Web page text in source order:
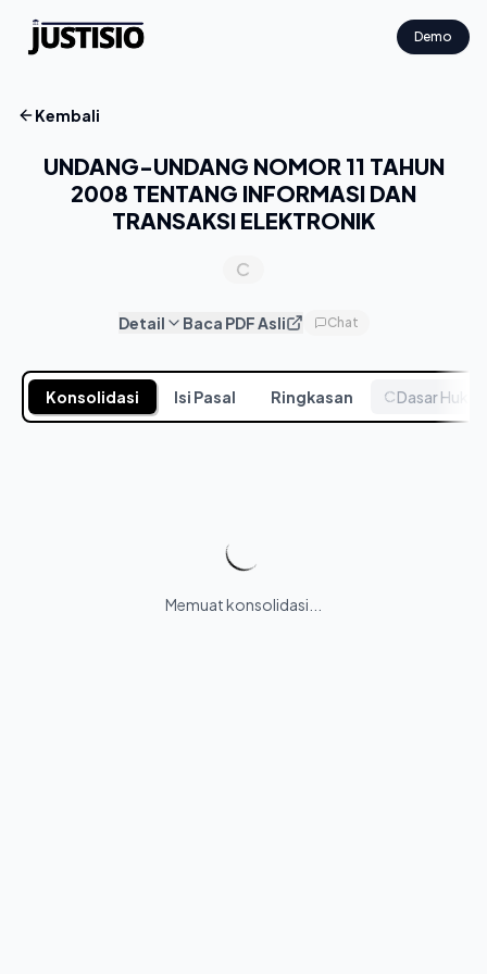
Demo
Kembali
UNDANG-UNDANG NOMOR 11 TAHUN
2008 TENTANG INFORMASI DAN
TRANSAKSI ELEKTRONIK
Detail Baca PDF Asli Chat
Konsolidasi Isi Pasal Ringkasan Dasar
Memuat konsolidasi...